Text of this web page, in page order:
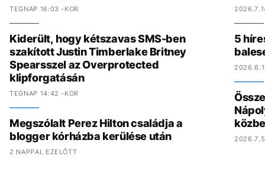
TEGNAP 16:03 -KOR
Kiderült, hogy kétszavas SMS-ben
szakított Justin Timberlake Britney
Spearsszel az Overprotected
klipforgatásán
TEGNAP 14:42 -KOR
Megszólalt Perez Hilton családja a
blogger kórházba kerülése után
2 NAPPAL EZELŐTT
5